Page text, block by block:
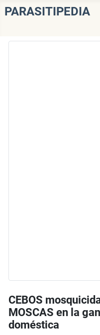
PARASITIPEDIA
CEBOS
MOSCAS en la
doméstica